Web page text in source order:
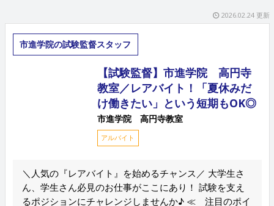
2026.02.24 更新
市進学院の試験監督スタッフ
【試験監督】市進学院 高円寺
教室／レアバイト！「夏休みだ
け働きたい」という短期もOK◎
市進学院 高円寺教室
アルバイト
＼人気の『レアバイト』を始めるチャンス／ 大学生さ
ん、学生さん必見のお仕事がここにあり！ 試験を支え
るポジションにチャレンジしませんか♪ ≪ 注目のポイ